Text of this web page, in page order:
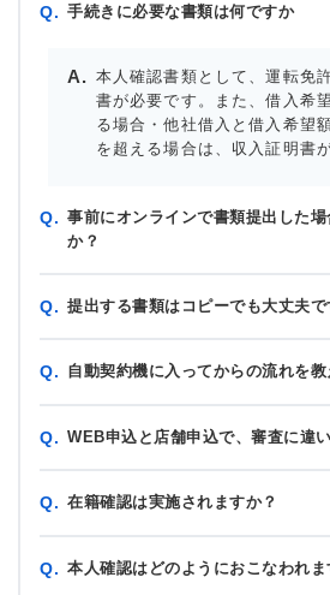
Q. 手続きに必要な書類は何ですか
本人確認書類として、運転免
書が必要です。また、借入希
る場合・他社借入と借入希望
を超える場合は、収入証明書
Q. 事前にオンラインで書類提出した
か？
Q. 提出する書類はコピーでも大丈夫で
Q. 自動契約機に入ってからの流れを
Q. WEB申込と店舗申込で、審査に違
Q. 在籍確認は実施されますか？
Q. 本人確認はどのようにおこなわれま